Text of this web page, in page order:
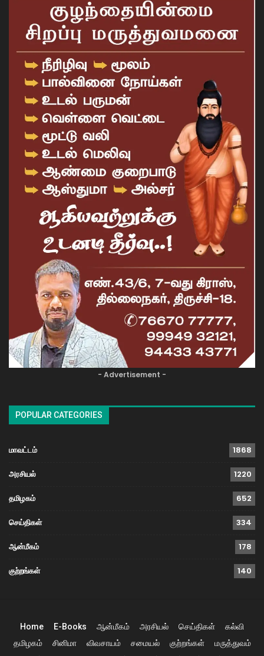
- Advertisement -
POPULAR CATEGORIES
மாவட்டம் 1868
அரசியல் 1220
தமிழகம் 652
செய்திகள் 334
ஆன்மீகம் 178
குற்றங்கள் 140
Home E-Books ஆன்மீகம் அரசியல் செய்திகள்
கல்வி
தமிழகம்
சினிமா விவசாயம் சமையல் குற்றங்கள்
மருத்துவம்